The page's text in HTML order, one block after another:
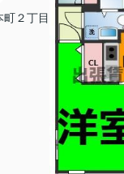
２丁目